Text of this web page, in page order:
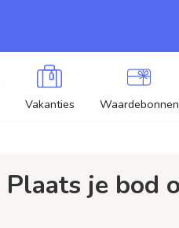
Vakanties Waardebonnen